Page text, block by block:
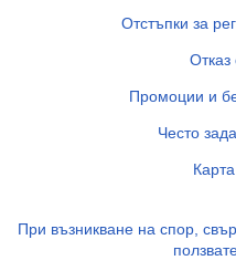
Отстъпки за
Отказ
Промоции и
Често
При възникване на спор,